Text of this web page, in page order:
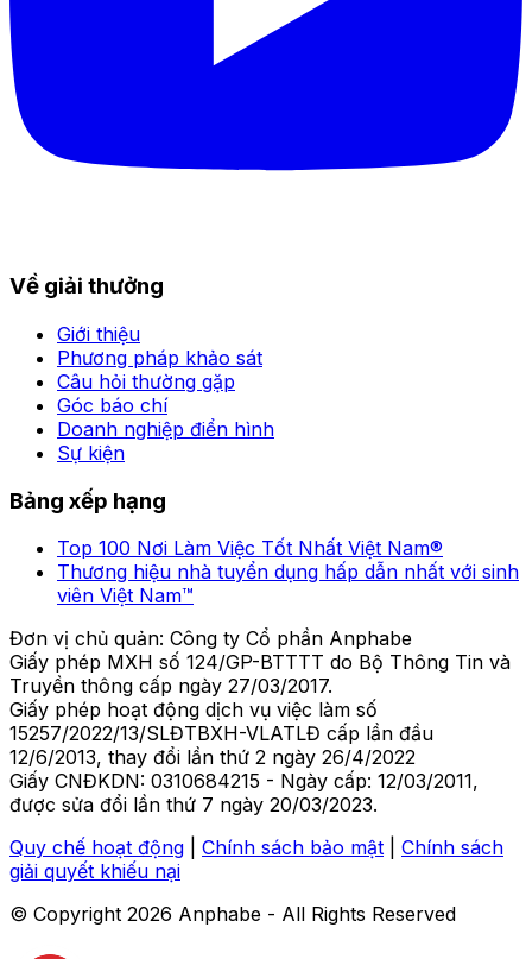
Về giải thưởng
Giới thiệu
Phương pháp khảo sát
Câu hỏi thường gặp
Góc báo chí
Doanh nghiệp điển hình
Sự kiện
Bảng xếp hạng
Top 100 Nơi Làm Việc Tốt Nhất Việt Nam®
Thương hiệu nhà tuyển dụng hấp dẫn nhất với sinh
viên Việt Nam™
Đơn vị chủ quản: Công ty Cổ phần Anphabe
Giấy phép MXH số 124/GP-BTTTT do Bộ Thông Tin và
Truyền thông cấp ngày 27/03/2017.
Giấy phép hoạt động dịch vụ việc làm số
15257/2022/13/SLĐTBXH-VLATLĐ cấp lần đầu
12/6/2013, thay đổi lần thứ 2 ngày 26/4/2022
Giấy CNĐKDN: 0310684215 - Ngày cấp: 12/03/2011,
được sửa đổi lần thứ 7 ngày 20/03/2023.
Quy chế hoạt động
Chính sách bảo mật
Chính sách
giải quyết khiếu nại
© Copyright 2026 Anphabe - All Rights Reserved